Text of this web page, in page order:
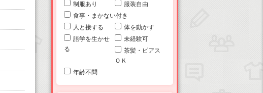
制服あり
服装自由
食事・まかない付き
人と接する
体を動かす
語学を生かせ
る
未経験可
茶髪・ピアス
ＯＫ
年齢不問